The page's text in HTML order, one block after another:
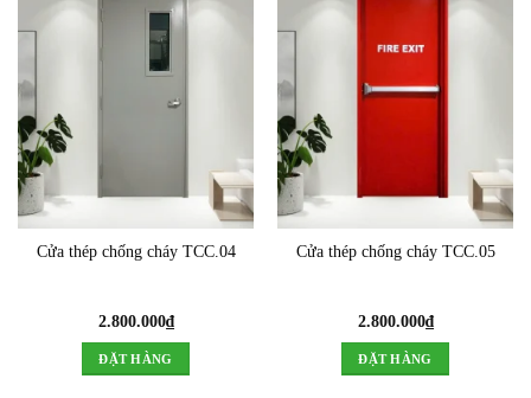
Cửa thép chống cháy TCC.04
2.800.000₫
ĐẶT HÀNG
Cửa thép chống cháy TCC.05
2.800.000₫
ĐẶT HÀNG